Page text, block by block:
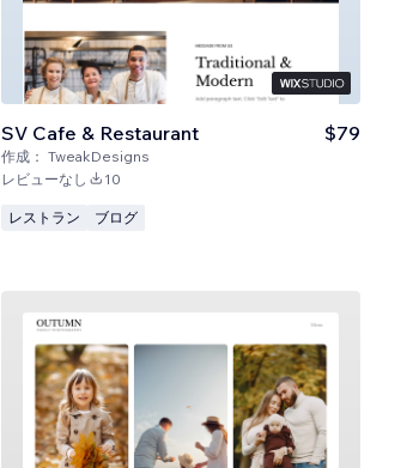
SV Cafe & Restaurant
作成： TweakDesigns
$79
レビューなし 10
レストラン ブログ